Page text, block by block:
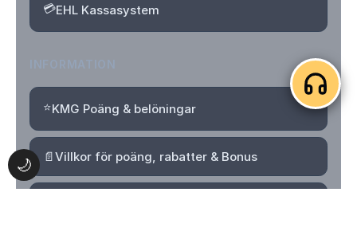
🌙
💳EHL Kassasystem
⭐KMG Poäng & belöningar
📄Villkor för poäng, rabatter & Bonus